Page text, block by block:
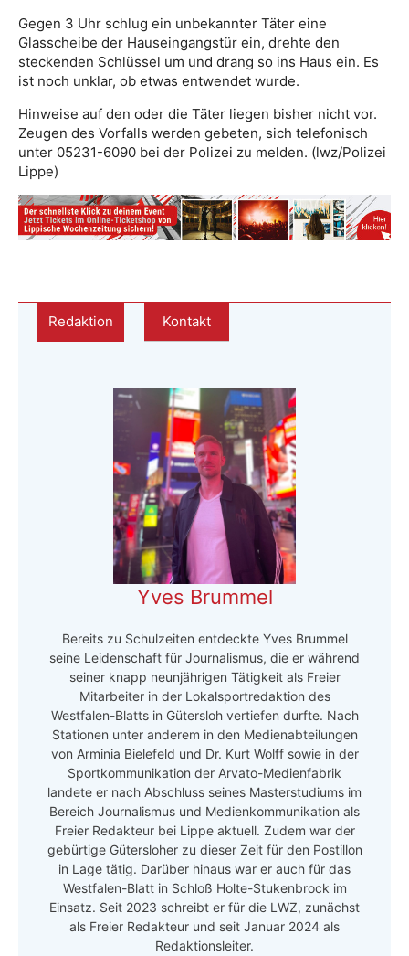
Gegen 3 Uhr schlug ein unbekannter Täter eine
Glasscheibe der Hauseingangstür ein, drehte den
steckenden Schlüssel um und drang so ins Haus ein. Es
ist noch unklar, ob etwas entwendet wurde.
Hinweise auf den oder die Täter liegen bisher nicht vor.
Zeugen des Vorfalls werden gebeten, sich telefonisch
unter 05231-6090 bei der Polizei zu melden. (lwz/Polizei
Lippe)
Redaktion Kontakt
Yves Brummel
Bereits zu Schulzeiten entdeckte Yves Brummel
seine Leidenschaft für Journalismus, die er während
seiner knapp neunjährigen Tätigkeit als Freier
Mitarbeiter in der Lokalsportredaktion des
Westfalen-Blatts in Gütersloh vertiefen durfte. Nach
Stationen unter anderem in den Medienabteilungen
von Arminia Bielefeld und Dr. Kurt Wolff sowie in der
Sportkommunikation der Arvato-Medienfabrik
landete er nach Abschluss seines Masterstudiums im
Bereich Journalismus und Medienkommunikation als
Freier Redakteur bei Lippe aktuell. Zudem war der
gebürtige Gütersloher zu dieser Zeit für den Postillon
in Lage tätig. Darüber hinaus war er auch für das
Westfalen-Blatt in Schloß Holte-Stukenbrock im
Einsatz. Seit 2023 schreibt er für die LWZ, zunächst
als Freier Redakteur und seit Januar 2024 als
Redaktionsleiter.